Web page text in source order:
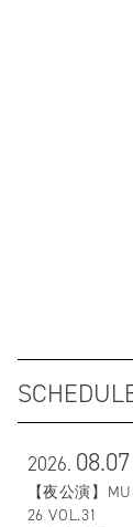
2026. 08.07
【夜公演】
26 VOL.31